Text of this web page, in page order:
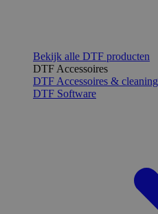
Bekijk alle DTF producten
DTF Accessoires
DTF Accessoires & cleaning
DTF Software